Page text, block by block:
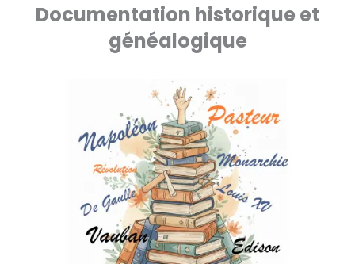
Documentation historique et
généalogique